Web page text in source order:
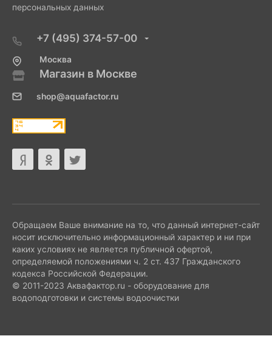
персональных данных
+7 (495) 374-57-00
Москва
Магазин в Москве
shop@aquafactor.ru
Обращаем Ваше внимание на то, что данный интернет-сайт
носит исключительно информационный характер и ни при
каких условиях не является публичной офертой,
определяемой положениями ч. 2 ст. 437 Гражданского
кодекса Российской Федерации.
© 2011-2023 Аквафактор.ru - оборудование для
водоподготовки и системы водоочистки